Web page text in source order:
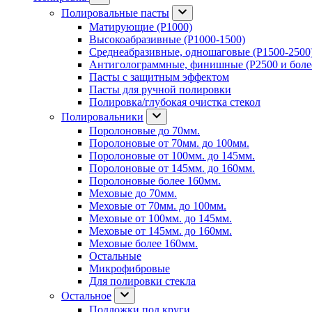
Полировальные пасты
Матирующие (P1000)
Высокоабразивные (P1000-1500)
Среднеабразивные, одношаговые (P1500-
Антиголограммные, финишные (P2500 и
Пасты с защитным эффектом
Пасты для ручной полировки
Полировка/глубокая очистка стекол
Полировальники
Поролоновые до 70мм.
Поролоновые от 70мм. до 100мм.
Поролоновые от 100мм. до 145мм.
Поролоновые от 145мм. до 160мм.
Поролоновые более 160мм.
Меховые до 70мм.
Меховые от 70мм. до 100мм.
Меховые от 100мм. до 145мм.
Меховые от 145мм. до 160мм.
Меховые более 160мм.
Остальные
Микрофибровые
Для полировки стекла
Остальное